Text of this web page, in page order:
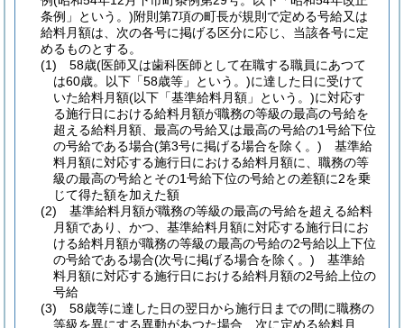
条例」という。)附則第7項の町長が規則で定める号給又は
給料月額は、次の各号に掲げる区分に応じ、当該各号に定
めるものとする。
(1)
58歳(医師又は歯科医師として在職する職員にあつて
は60歳。以下「58歳等」という。)に達した日に受けて
いた給料月額(以下「基準給料月額」という。)に対応す
る施行日における給料月額が職務の等級の最高の号給を
超える給料月額、最高の号給又は最高の号給の1号給下位
の号給である場合(第3号に掲げる場合を除く。) 基準給
料月額に対応する施行日における給料月額に、職務の等
級の最高の号給とその1号給下位の号給との差額に2を乗
じて得た額を加えた額
(2)
基準給料月額が職務の等級の最高の号給を超える給料
月額であり、かつ、基準給料月額に対応する施行日にお
ける給料月額が職務の等級の最高の号給の2号給以上下位
の号給である場合(次号に掲げる場合を除く。) 基準給
料月額に対応する施行日における給料月額の2号給上位の
号給
(3)
58歳等に達した日の翌日から施行日までの間に職務の
等級を異にする異動があつた場合 次に定める給料月